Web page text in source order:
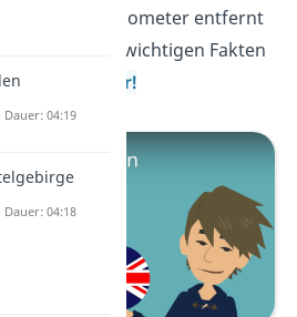
Nur wenige Kilometer entfernt
Alle wichtigen Fakten
findest du
hier!
Dauer: 04:19
Dauer: 04:18